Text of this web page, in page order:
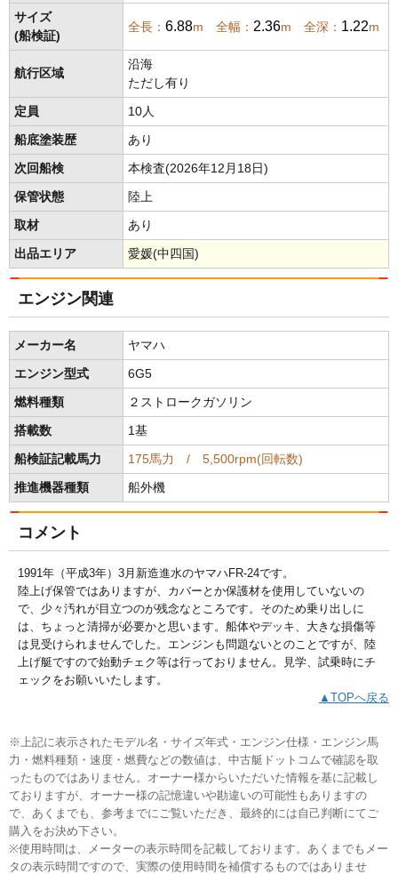
サイズ
(船検証)
全長： 6.88m 全幅： 2.36m 全深： 1.22m
航行区域
沿海
ただし有り
定員 10人
船底塗装歴 あり
次回船検 本検査(2026年12月18日)
保管状態 陸上
取材 あり
出品エリア 愛媛(中四国)
エンジン関連
メーカー名 ヤマハ
エンジン型式 6G5
燃料種類 ２ストロークガソリン
搭載数 1基
船検証記載馬力 175馬力 / 5,500rpm(回転数)
推進機器種類 船外機
コメント
1991年（平成3年）3月新造進水のヤマハFR-24です。
陸上げ保管ではありますが、カバーとか保護材を使用していないの
で、少々汚れが目立つのが残念なところです。そのため乗り出しに
は、ちょっと清掃が必要かと思います。船体やデッキ、大きな損傷等
は見受けられませんでした。エンジンも問題ないとのことですが、陸
上げ艇ですので始動チェク等は行っておりません。見学、試乗時にチ
ェックをお願いいたします。
▲TOPへ戻る
※上記に表示されたモデル名・サイズ年式・エンジン仕様・エンジン馬
力・燃料種類・速度・燃費などの数値は、中古艇ドットコムで確認を取
ったものではありません。オーナー様からいただいた情報を基に記載し
ておりますが、オーナー様の記憶違いや勘違いの可能性もありますの
で、あくまでも、参考までにご覧いただき、最終的には自己判断にてご
購入をお決め下さい。
※使用時間は、メーターの表示時間を記載しております。あくまでもメー
タの表示時間ですので、実際の使用時間を補償するものではありませ